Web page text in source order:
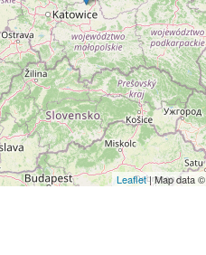
Leaflet| Map data ©